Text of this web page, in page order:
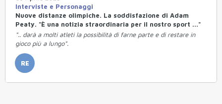
Interviste e Personaggi
Nuove distanze olimpiche. La soddisfazione di Adam
Peaty. "È una notizia straordinaria per il nostro sport ..."
".. darà a molti atleti la possibilità di farne parte e di restare in
gioco più a lungo".
RE